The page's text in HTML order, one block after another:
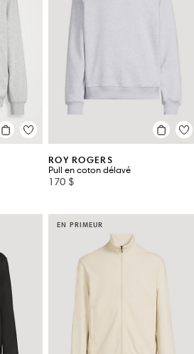
ROY ROGERS
Pull en coton délavé
170 $
EN PRIMEUR